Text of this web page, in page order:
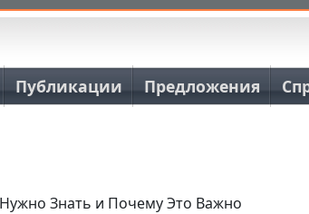
навигация
Публикации Предложения
Знать и Почему Это Важно